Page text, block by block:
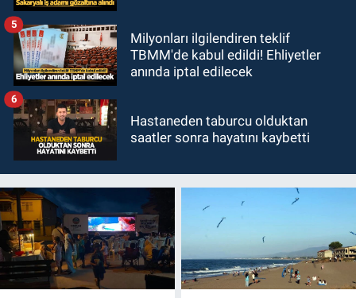
Milyonları ilgilendiren teklif
TBMM'de kabul edildi! Ehliyetler
anında iptal edilecek
5
Hastaneden taburcu olduktan
saatler sonra hayatını kaybetti
6